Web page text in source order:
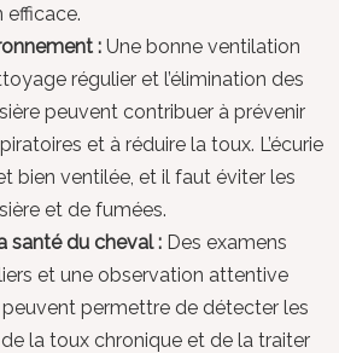
: Une bonne ventilation
régulier et l’élimination des
peuvent contribuer à prévenir
et à réduire la toux. L’écurie
bien ventilée, et il faut éviter les
et de fumées.
santé du cheval : Des examens
et une observation attentive
permettre de détecter les
la toux chronique et de la traiter